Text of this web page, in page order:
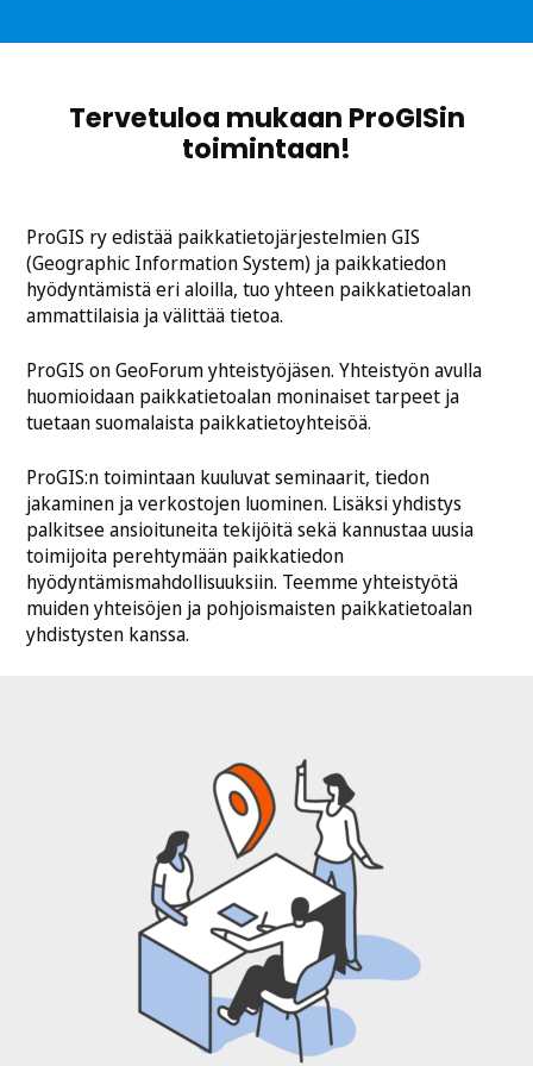
Tervetuloa mukaan ProGISin
toimintaan!
ProGIS ry edistää paikkatietojärjestelmien GIS
(Geographic Information System) ja paikkatiedon
hyödyntämistä eri aloilla, tuo yhteen paikkatietoalan
ammattilaisia ja välittää tietoa.
ProGIS on GeoForum yhteistyöjäsen. Yhteistyön avulla
huomioidaan paikkatietoalan moninaiset tarpeet ja
tuetaan suomalaista paikkatietoyhteisöä.
ProGIS:n toimintaan kuuluvat seminaarit, tiedon
jakaminen ja verkostojen luominen. Lisäksi yhdistys
palkitsee ansioituneita tekijöitä sekä kannustaa uusia
toimijoita perehtymään paikkatiedon
hyödyntämismahdollisuuksiin. Teemme yhteistyötä
muiden yhteisöjen ja pohjoismaisten paikkatietoalan
yhdistysten kanssa.